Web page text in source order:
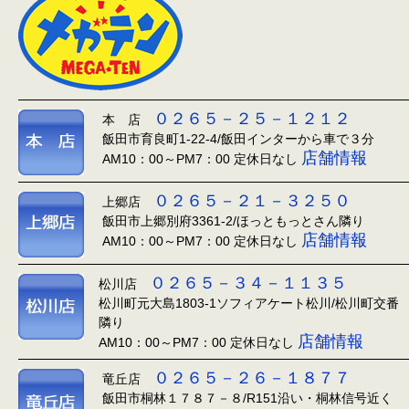
本 店 ０２６５－２５－１２１２
飯田市育良町1-22-4/飯田インターから車で３分
AM10：00～PM7：00 定休日なし 店舗情報
上郷店 ０２６５－２１－３２５０
飯田市上郷別府3361-2/ほっともっとさん隣り
AM10：00～PM7：00 定休日なし 店舗情報
松川店 ０２６５－３４－１１３５
松川町元大島1803-1ソフィアケート松川/松川町交番
隣り
AM10：00～PM7：00 定休日なし 店舗情報
竜丘店 ０２６５－２６－１８７７
飯田市桐林１７８７－８/R151沿い・桐林信号近く